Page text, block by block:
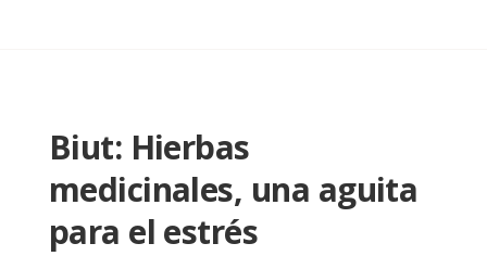
Biut: Hierbas
medicinales, una aguita
para el estrés